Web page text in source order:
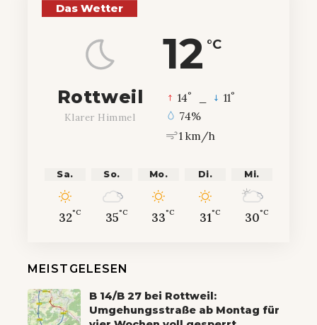
Das Wetter
12 °C
Rottweil
Klarer Himmel
14° 11°
74%
1 km/h
Sa.
32°C
So.
35°C
Mo.
33°C
Di.
31°C
Mi.
30°C
MEISTGELESEN
B 14/B 27 bei Rottweil:
Umgehungsstraße ab Montag für